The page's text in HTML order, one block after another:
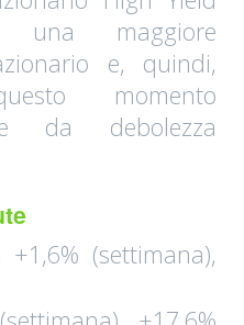
una maggiore
e, quindi,
momento
da debolezza
+1,6% (settimana),